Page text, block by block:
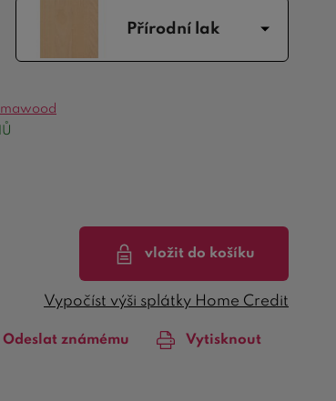
Přírodní lak
vložit do košíku
Vypočíst výši splátky Home Credit
Odeslat známému Vytisknout